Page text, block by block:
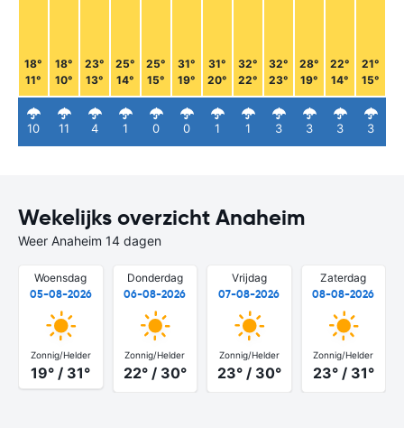
18°
11°
10
18°
10°
11
23°
13°
4
25°
14°
1
25°
15°
0
31°
19°
0
31°
20°
1
32°
22°
1
32°
23°
3
28°
19°
3
22°
14°
3
21°
15°
3
Wekelijks overzicht Anaheim
Weer Anaheim 14 dagen
Woensdag
05-08-2026
Zonnig/Helder
19° / 31°
Donderdag
06-08-2026
Zonnig/Helder
22° / 30°
Vrijdag
07-08-2026
Zonnig/Helder
23° / 30°
Zaterdag
08-08-2026
Zonnig/Helder
23° / 31°